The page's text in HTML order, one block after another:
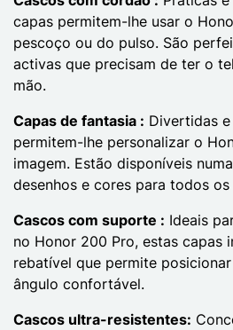
capas permitem-lhe usar o
pescoço ou do pulso. São
activas que precisam de ter o
mão.
Capas de fantasia : Divertidas
permitem-lhe personalizar o
imagem. Estão disponíveis
desenhos e cores para todos
Cascos com suporte : Ideais
no Honor 200 Pro, estas capas
rebatível que permite
ângulo confortável.
Cascos ultra-resistentes: